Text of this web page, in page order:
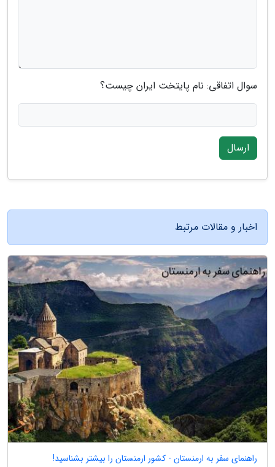
سوال اتفاقی: نام پایتخت ایران چیست؟
ارسال
اخبار و مقالات مرتبط
راهنمای سفر به ارمنستان - کشور ارمنستان را بیشتر بشناسید!